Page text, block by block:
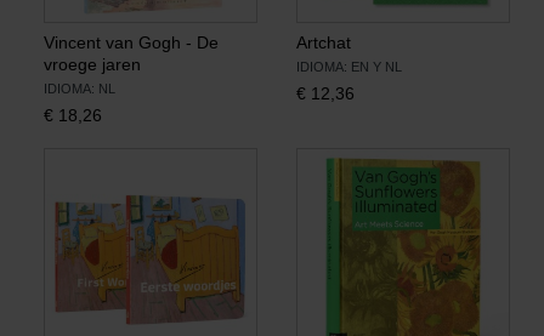
Vincent van Gogh - De
vroege jaren
IDIOMA: NL
€ 18,26
Artchat
IDIOMA: EN Y NL
€ 12,36